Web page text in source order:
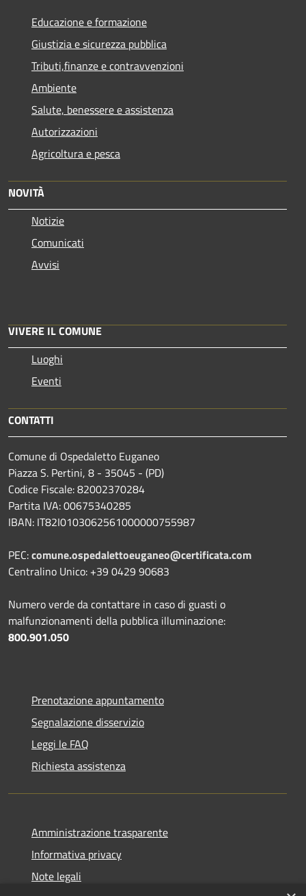
Educazione e formazione
Giustizia e sicurezza pubblica
Tributi,finanze e contravvenzioni
Ambiente
Salute, benessere e assistenza
Autorizzazioni
Agricoltura e pesca
NOVITÀ
Notizie
Comunicati
Avvisi
VIVERE IL COMUNE
Luoghi
Eventi
CONTATTI
Comune di Ospedaletto Euganeo
Piazza S. Pertini, 8 - 35045 - (PD)
Codice Fiscale: 82002370284
Partita IVA: 00675340285
IBAN: IT82I0103062561000000755987
PEC:comune.ospedalettoeuganeo@certificata.com
Centralino Unico: +39 0429 90683
Numero verde da contattare in caso di guasti o
malfunzionamenti della pubblica illuminazione:
800.901.050
Prenotazione appuntamento
Segnalazione disservizio
Leggi le FAQ
Richiesta assistenza
Amministrazione trasparente
Informativa privacy
Note legali